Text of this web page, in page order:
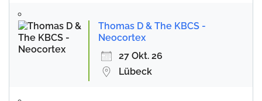
Thomas D & The KBCS -
Neocortex
27 Okt. 26
Lübeck